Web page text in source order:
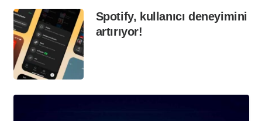
Spotify, kullanıcı deneyimini
artırıyor!